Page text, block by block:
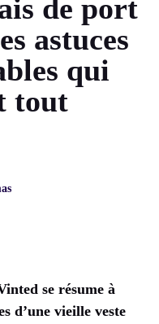
de port
astuces
qui
tout
se résume à
d’une vieille veste